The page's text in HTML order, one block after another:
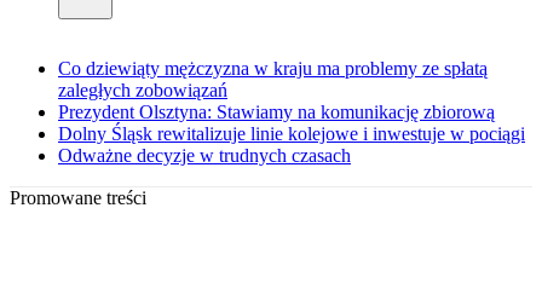
Co dziewiąty mężczyzna w kraju ma problemy ze spłatą
zaległych zobowiązań
Prezydent Olsztyna: Stawiamy na komunikację zbiorową
Dolny Śląsk rewitalizuje linie kolejowe i inwestuje w pociągi
Odważne decyzje w trudnych czasach
Promowane treści